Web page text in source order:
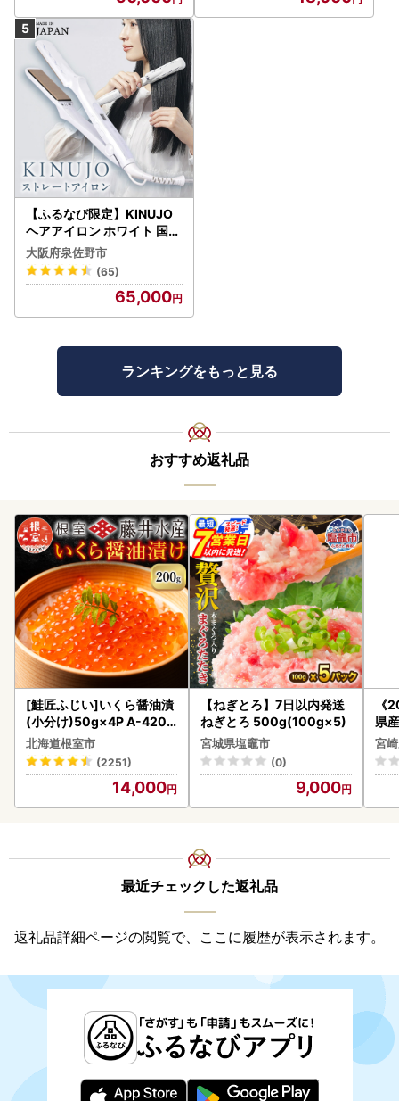
【ふるなび限定】KINUJO
ヘアアイロン ホワイト 国内
製造 FN-Limited-PR
大阪府泉佐野市
(65)
65,000
ランキングをもっと見る
おすすめ返礼品
[鮭匠ふじい]いくら醤油漬
(小分け)50g×4P A-4209
5
北海道根室市
(2251)
14,000
【ねぎとろ】7日以内発送
ねぎとろ 500g(100g×5)
宮城県塩竈市
(0)
9,000
《
県
セ
宮
最近チェックした返礼品
返礼品詳細ページの閲覧で、ここに履歴が表示されます。